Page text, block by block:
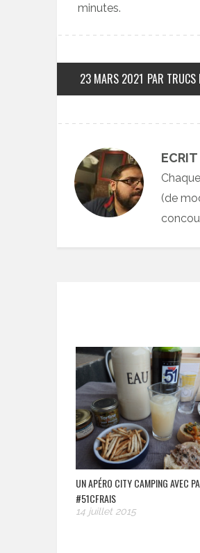
minutes.
23 MARS 2021 PAR TRUCS
ECRIT
(de
UN APÉRO CITY CAMPING AVEC
#51CFRAIS
14 juillet 2015